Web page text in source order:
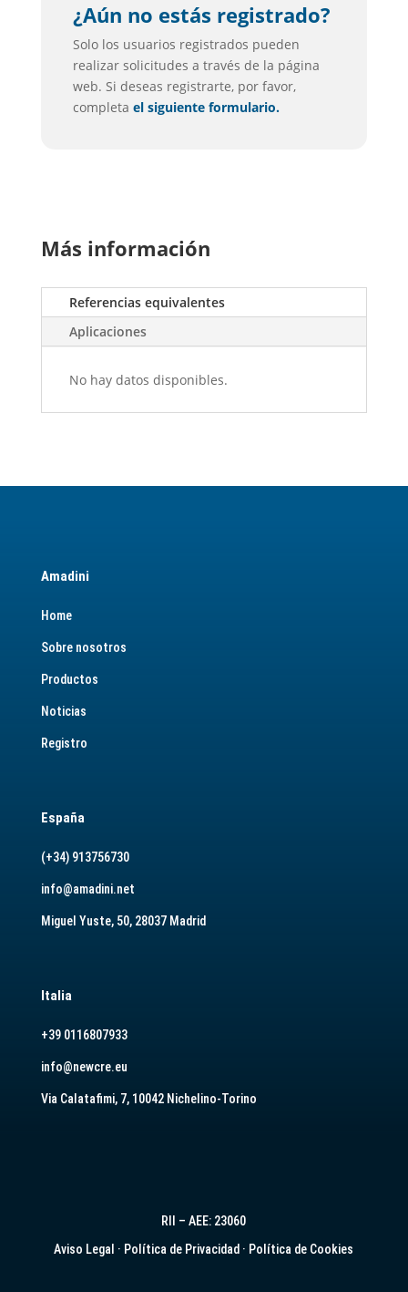
¿Aún no estás registrado?
Solo los usuarios registrados pueden
realizar solicitudes a través de la página
web. Si deseas registrarte, por favor,
completa el siguiente formulario.
Más información
Referencias equivalentes
Aplicaciones
No hay datos disponibles.
Amadini
Home
Sobre nosotros
Productos
Noticias
Registro
España
(+34) 913756730
info@amadini.net
Miguel Yuste, 50, 28037 Madrid
Italia
+39 0116807933
info@newcre.eu
Via Calatafimi, 7, 10042 Nichelino-Torino
RII – AEE: 23060
Aviso Legal · Política de Privacidad · Política de Cookies